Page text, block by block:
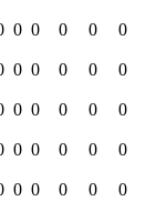
0 0 0 0 0
0 0 0 0 0
0 0 0 0 0
0 0 0 0 0
0 0 0 0 0